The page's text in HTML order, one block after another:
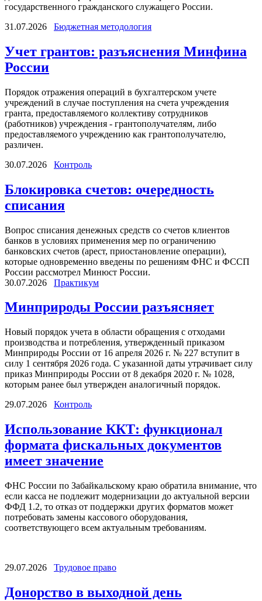
государственного гражданского служащего России.
31.07.2026
Бюджетная методология
Учет грантов: разъяснения Минфина
России
Порядок отражения операций в бухгалтерском учете
учреждений в случае поступления на счета учреждения
гранта, предоставляемого коллективу сотрудников
(работников) учреждения - грантополучателям, либо
предоставляемого учреждению как грантополучателю,
различен.
30.07.2026
Контроль
Блокировка счетов: очередность
списания
Вопрос списания денежных средств со счетов клиентов
банков в условиях применения мер по ограничению
банковских счетов (арест, приостановление операции),
которые одновременно введены по решениям ФНС и ФССП
России рассмотрел Минюст России.
30.07.2026
Практикум
Минприроды России разъясняет
Новый порядок учета в области обращения с отходами
производства и потребления, утвержденный приказом
Минприроды России от 16 апреля 2026 г. № 227 вступит в
силу 1 сентября 2026 года. С указанной даты утрачивает силу
приказ Минприроды России от 8 декабря 2020 г. № 1028,
которым ранее был утвержден аналогичный порядок.
29.07.2026
Контроль
Использование ККТ: функционал
формата фискальных документов
имеет значение
ФНС России по Забайкальскому краю обратила внимание, что
если касса не подлежит модернизации до актуальной версии
ФФД 1.2, то отказ от поддержки других форматов может
потребовать замены кассового оборудования,
соответствующего всем актуальным требованиям.
29.07.2026 Трудовое право
Донорство в выходной день